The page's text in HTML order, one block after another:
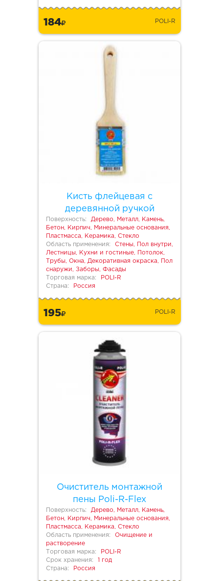
184 POLI-R
Кисть флейцевая с
деревянной ручкой
Поверхность:
Дерево, Металл, Камень,
Бетон, Кирпич, Минеральные основания,
Пластмасса, Керамика, Стекло
Область применения:
Стены, Пол внутри,
Лестницы, Кухни и гостиные, Потолок,
Трубы, Окна, Декоративная окраска, Пол
снаружи, Заборы, Фасады
Торговая марка:
POLI-R
Страна:
Россия
195 POLI-R
Очиститель монтажной
пены Poli-R-Flex
Поверхность:
Дерево, Металл, Камень,
Бетон, Кирпич, Минеральные основания,
Пластмасса, Керамика, Стекло
Область применения:
Очищение и
растворение
Торговая марка:
POLI-R
Срок хранения:
1 год
Страна:
Россия